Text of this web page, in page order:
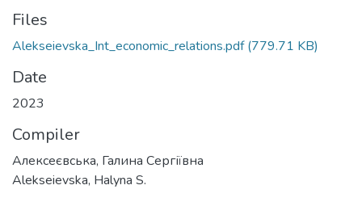
Files
Alekseievska_Int_economic_relations.pdf(779.71 KB)
Date
2023
Compiler
Алексеєвська, Галина Сергіївна
Alekseievska, Halyna S.